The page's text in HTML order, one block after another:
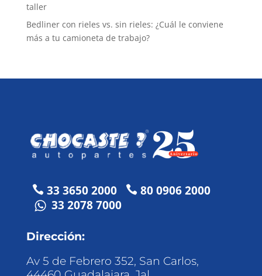
taller
Bedliner con rieles vs. sin rieles: ¿Cuál le conviene
más a tu camioneta de trabajo?
 33 3650 2000  80 0906 2000
33 2078 7000
Dirección:
Av 5 de Febrero 352, San Carlos,